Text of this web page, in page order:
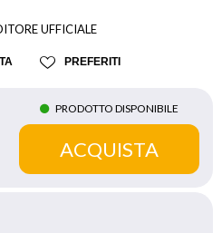
UFFICIALE
PREFERITI
PRODOTTO DISPONIBILE